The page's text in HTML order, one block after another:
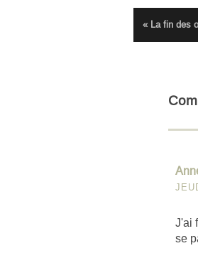
« La fin des
J'ai
se